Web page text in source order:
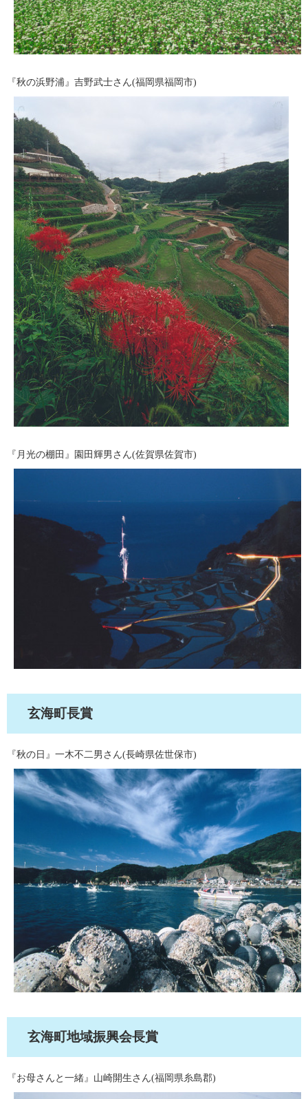
『秋の浜野浦』吉野武士さん(福岡県福岡市)
『月光の棚田』園田輝男さん(佐賀県佐賀市)
玄海町長賞
『秋の日』一木不二男さん(長崎県佐世保市)
玄海町地域振興会長賞
『お母さんと一緒』山崎開生さん(福岡県糸島郡)